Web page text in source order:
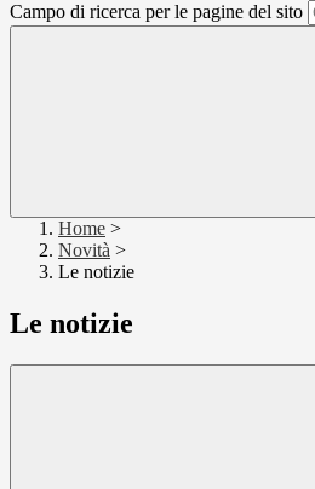
Campo di ricerca per le pagine del sito
Home >
Novità >
Le notizie
Le notizie